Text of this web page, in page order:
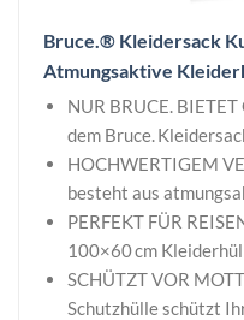
Bruce.® Kleidersack
Atmungsaktive
NUR BRUCE.
dem Bruce.
HOCHWERTIGEM
besteht aus
PERFEKT FÜR
100×60 cm
SCHÜTZT VOR
Schutzhülle schützt